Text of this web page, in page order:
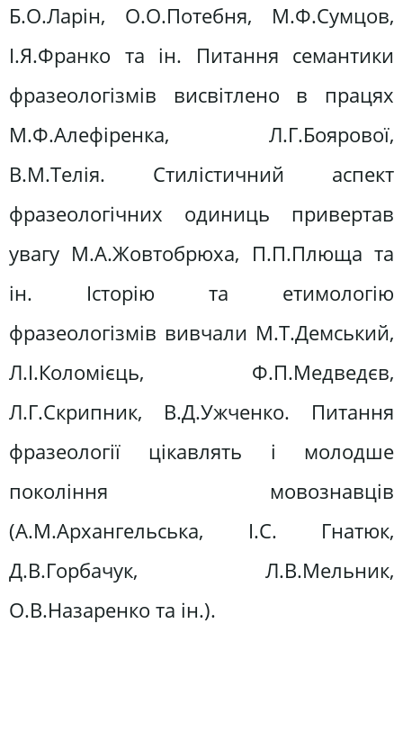
Б.О.Ларін, О.О.Потебня, М.Ф.Сумцов,
І.Я.Франко та ін. Питання семантики
фразеологізмів висвітлено в працях
М.Ф.Алефіренка, Л.Г.Боярової,
В.М.Телія. Стилістичний аспект
фразеологічних одиниць привертав
увагу М.А.Жовтобрюха, П.П.Плюща та
ін. Історію та етимологію
фразеологізмів вивчали М.Т.Демський,
Л.І.Коломієць, Ф.П.Медведєв,
Л.Г.Скрипник, В.Д.Ужченко. Питання
фразеології цікавлять і молодше
покоління мовознавців
(А.М.Архангельська, І.С. Гнатюк,
Д.В.Горбачук, Л.В.Мельник,
О.В.Назаренко та ін.).